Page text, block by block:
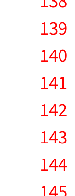
139
140
141
142
143
144